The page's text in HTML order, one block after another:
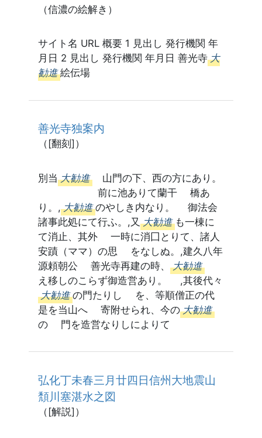
（信濃の絵解き）
サイト名 URL 概要 1 見出し 発行機関 年
月日 2 見出し 発行機関 年月日 善光寺 大
勧進 絵伝場
善光寺独案内
（[翻刻]）
別当 大勧進
山門の下、西の方にあり。
前に池ありて蘭干 橋あ
り。, 大勧進 のやしき内なり。 御法会
諸事此処にて行ふ。,又 大勧進 も一棟に
て消止、其外 一時に消囗とりて、諸人
安蹟（ママ）の思 をなしぬ。,建久八年
源頼朝公 善光寺再建の時、 大勧進
え移しのこらず御造営あり。 ,其後代々
大勧進 の門たりし を、等順僧正の代
是を当山へ 寄附せられ、今の 大勧進
の 門を造営なりしによりて
弘化丁未春三月廿四日信州大地震山
頽川塞湛水之図
（[解説]）